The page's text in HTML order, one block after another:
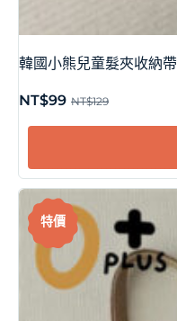
韓國小熊兒童髮夾收納帶
NT$129
NT$99
特價